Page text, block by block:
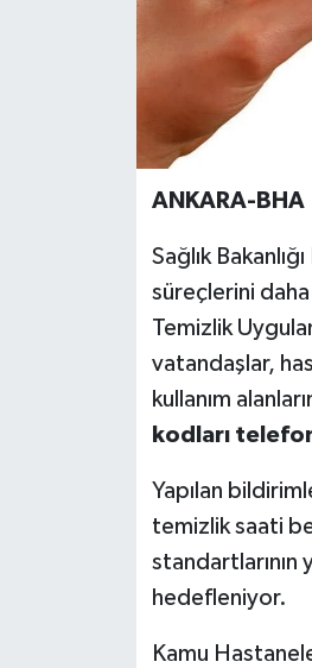
ANKARA-BHA
Sağlık
süreçlerini
Temizlik
vatandaşlar,
kullanım
kodları
Yapılan
temizlik saati
standartlarının
hedefleniyor.
Kamu